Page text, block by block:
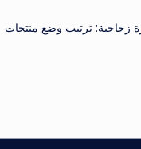
زجاجية: ترتيب وضع منتجات